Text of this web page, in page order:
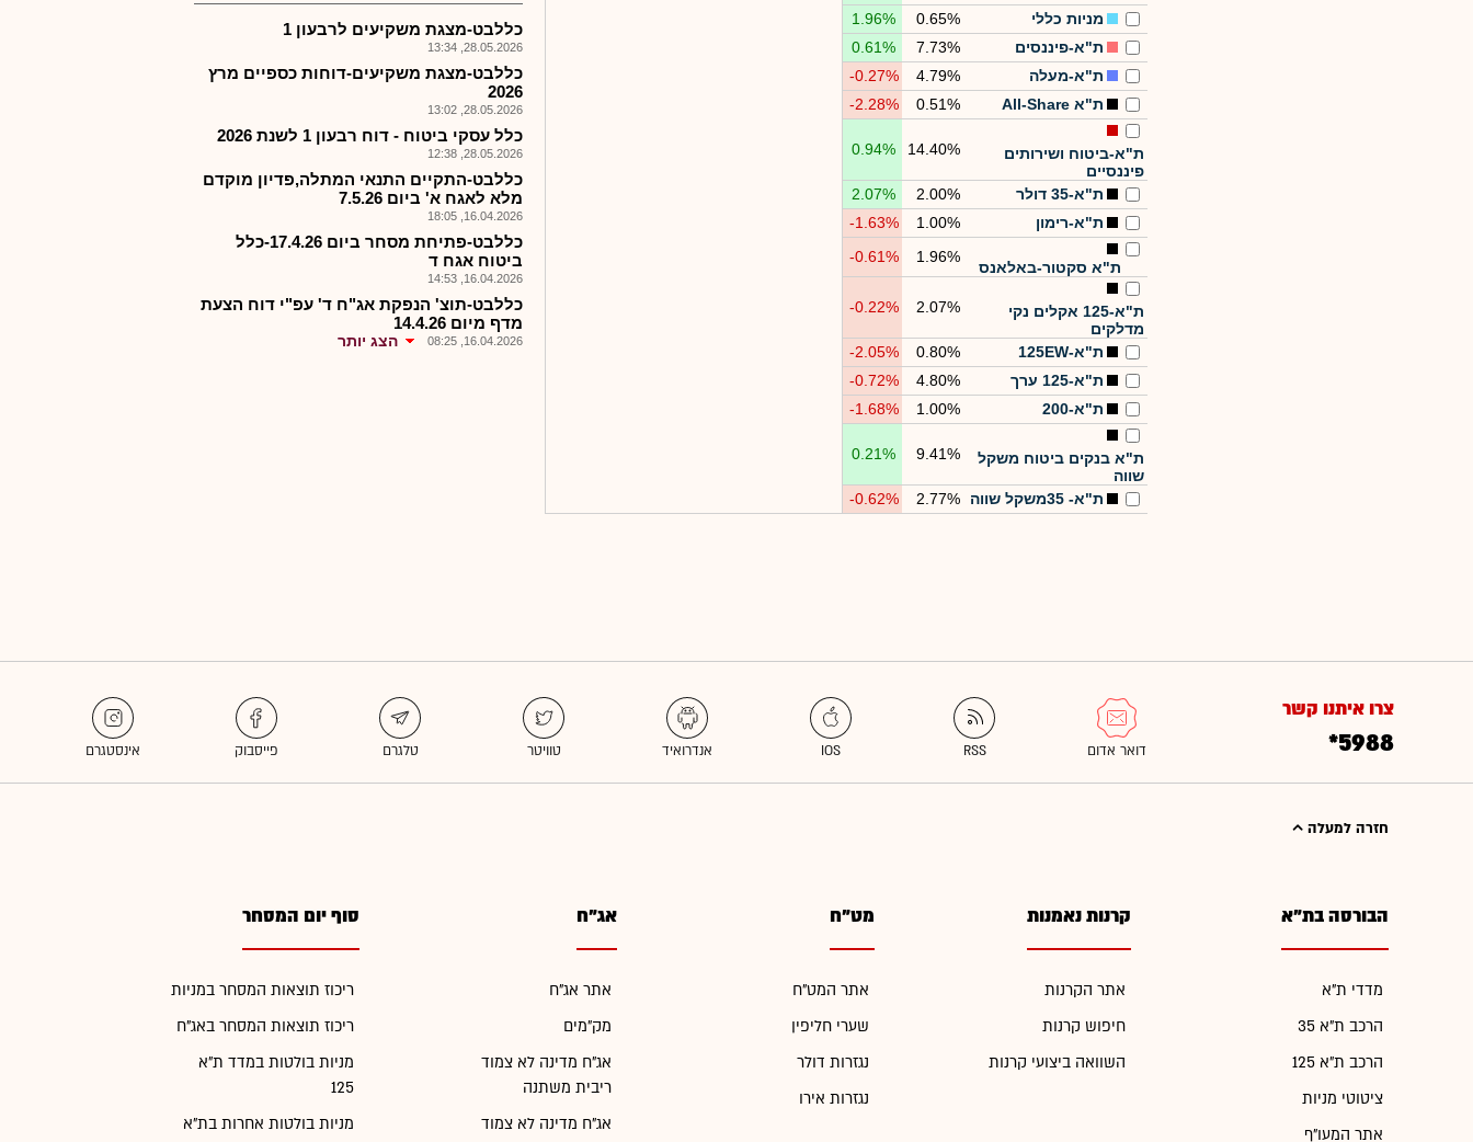
מניות כללי
0.65%
1.96%
ת"א-פיננסים
7.73%
0.61%
ת"א-מעלה
4.79%
-0.27%
ת"א All-Share
0.51%
-2.28%
ת"א-ביטוח ושירותים
פיננסיים
14.40%
0.94%
ת"א-35 דולר 2.00%
2.07%
ת"א-רימון
1.00%
-1.63%
ת"א סקטור-באלאנס
1.96%
-0.61%
ת"א-125 אקלים נקי
מדלקים
2.07%
-0.22%
ת"א-125EW 0.80%
-2.05%
ת"א-125 ערך
4.80%
-0.72%
ת"א-200
1.00%
-1.68%
ת"א בנקים ביטוח משקל
שווה
9.41%
0.21%
ת"א- 35משקל שווה 2.77%
-0.62%
כללבט-מצגת משקיעים לרבעון 1
28.05.2026, 13:34
כללבט-מצגת משקיעים-דוחות כספיים מרץ
2026
28.05.2026, 13:02
כלל עסקי ביטוח - דוח רבעון 1 לשנת 2026
28.05.2026, 12:38
כללבט-התקיים התנאי המתלה,פדיון מוקדם
מלא לאגח א' ביום 7.5.26
16.04.2026, 18:05
כללבט-פתיחת מסחר ביום 17.4.26-כלל
ביטוח אגח ד
16.04.2026, 14:53
כללבט-תוצ' הנפקת אג"ח ד' עפ"י דוח הצעת
מדף מיום 14.4.26
16.04.2026, 08:25 הצג יותר
צרו איתנו קשר
*5988
חזרה למעלה
הבורסה בת"א
מדדי ת"א
הרכב ת"א 35
הרכב ת"א 125
ציטוטי מניות
אתר המעו"ף
קרנות נאמנות
אתר הקרנות
חיפוש קרנות
השוואה ביצועי קרנות
מט"ח
אתר המט"ח
שערי חליפין
נגזרות דולר
נגזרות אירו
אג"ח
אתר אג"ח
מק"מים
אג"ח מדינה לא צמוד
ריבית משתנה
אג"ח מדינה לא צמוד
סוף יום המסחר
ריכוז תוצאות המסחר במניות
ריכוז תוצאות המסחר באג"ח
מניות בולטות במדד ת"א
125
מניות בולטות אחרות בת"א